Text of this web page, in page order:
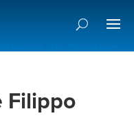
des Donateurs
Filippo